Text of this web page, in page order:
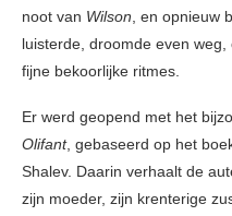
noot van Wilson, en opnieuw
luisterde, droomde even
fijne bekoorlijke ritmes.
Er werd geopend met het
Olifant, gebaseerd op het
Shalev. Daarin verhaalt de
zijn moeder, zijn krenterige